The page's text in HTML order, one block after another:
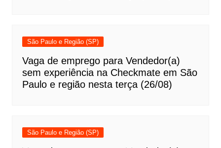
São Paulo e Região (SP)
Vaga de emprego para Vendedor(a)
sem experiência na Checkmate em São
Paulo e região nesta terça (26/08)
São Paulo e Região (SP)